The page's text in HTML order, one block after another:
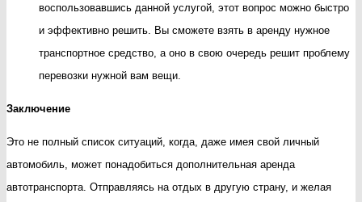
воспользовавшись данной услугой, этот вопрос можно быстро
и эффективно решить. Вы сможете взять в аренду нужное
транспортное средство, а оно в свою очередь решит проблему
перевозки нужной вам вещи.
Заключение
Это не полный список ситуаций, когда, даже имея свой личный
автомобиль, может понадобиться дополнительная аренда
автотранспорта. Отправляясь на отдых в другую страну, и желая